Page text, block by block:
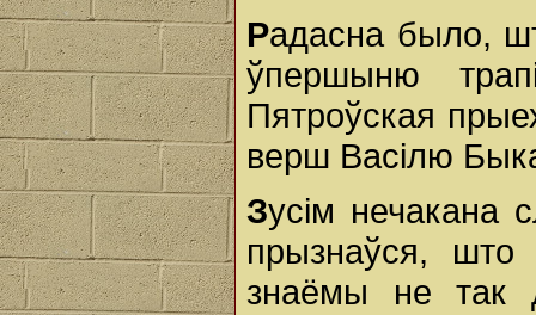
Радасна было,
ўпершыню
Пятроўская
верш Васілю
Зусім нечакана
прызнаўся, што
знаёмы не так